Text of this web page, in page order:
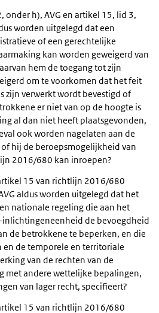
onder h), AVG en artikel 15, lid 3,
worden uitgelegd dat een
of een gerechtelijke
kan worden geweigerd van
hem de toegang tot zijn
om te voorkomen dat het feit
zijn verwerkt wordt bevestigd of
er niet van op de hoogte is
al dan niet heeft plaatsgevonden,
ook worden nagelaten aan de
hij de beroepsmogelijkheid van
2016/680 kan inroepen?
15 van richtlijn 2016/680
aldus worden uitgelegd dat het
nationale regeling die aan het
de bevoegdheid
de betrokkene te beperken, en die
en de temporele en territoriale
van de rechten van de
met andere wettelijke bepalingen,
van lager recht, specifieert?
15 van richtlijn 2016/680